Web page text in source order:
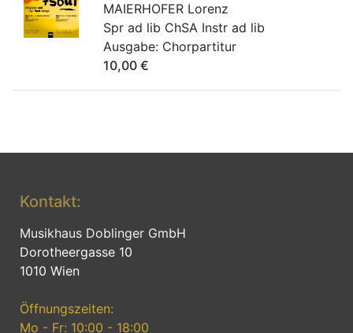
MAIERHOFER Lorenz
Spr ad lib ChSA Instr ad lib
Ausgabe: Chorpartitur
10,00 €
Kontakt:
Musikhaus Doblinger GmbH
Dorotheergasse 10
1010 Wien
Öffnungszeiten:
Mo - Fr: 10:00 - 18:00